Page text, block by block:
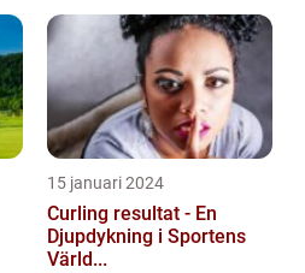
15 januari 2024
Curling resultat - En
Djupdykning i Sportens
Värld...